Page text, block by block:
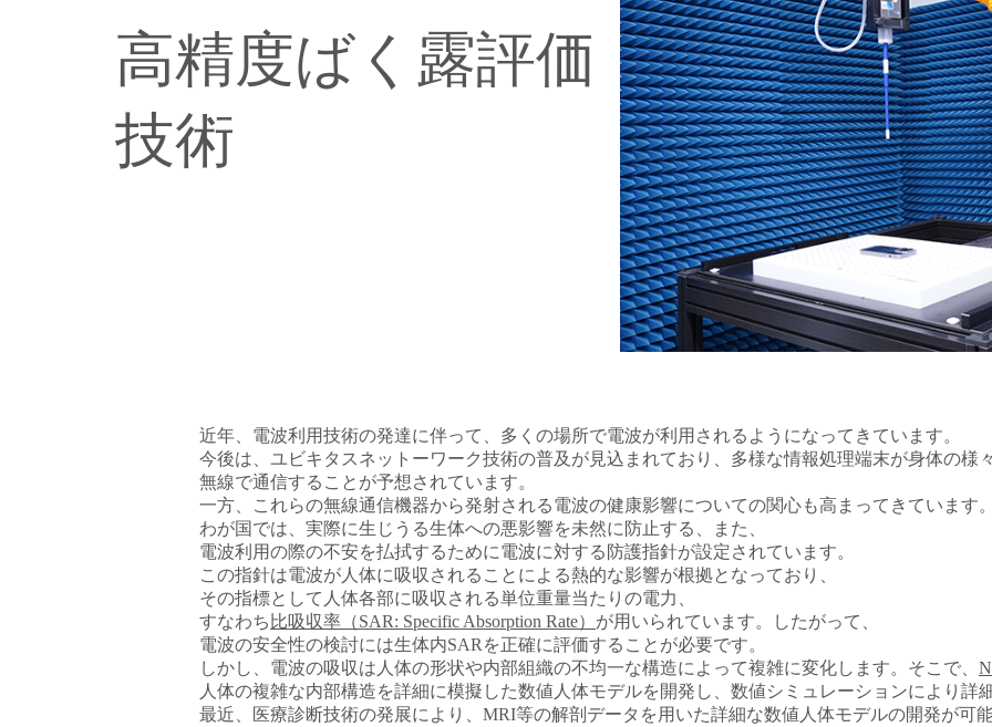
高精度ばく露評価
技術
近年、電波利用技術の発達に伴って、多くの場所で電波が利用されるようになってきています。
今後は、ユビキタスネットーワーク技術の普及が見込まれており、多様な情報処理端末が身体の様
無線で通信することが予想されています。
一方、これらの無線通信機器から発射される電波の健康影響についての関心も高まってきています。
わが国では、実際に生じうる生体への悪影響を未然に防止する、また、
電波利用の際の不安を払拭するために電波に対する防護指針が設定されています。
この指針は電波が人体に吸収されることによる熱的な影響が根拠となっており、
その指標として人体各部に吸収される単位重量当たりの電力、
すなわち 比吸収率（SAR: Specific Absorption Rate） が用いられています。したがって、
電波の安全性の検討には生体内SARを正確に評価することが必要です。
しかし、電波の吸収は人体の形状や内部組織の不均一な構造によって複雑に変化します。そこで、
人体の複雑な内部構造を詳細に模擬した数値人体モデルを開発し、数値シミュレーションにより詳
最近、医療診断技術の発展により、MRI等の解剖データを用いた詳細な数値人体モデルの開発が可